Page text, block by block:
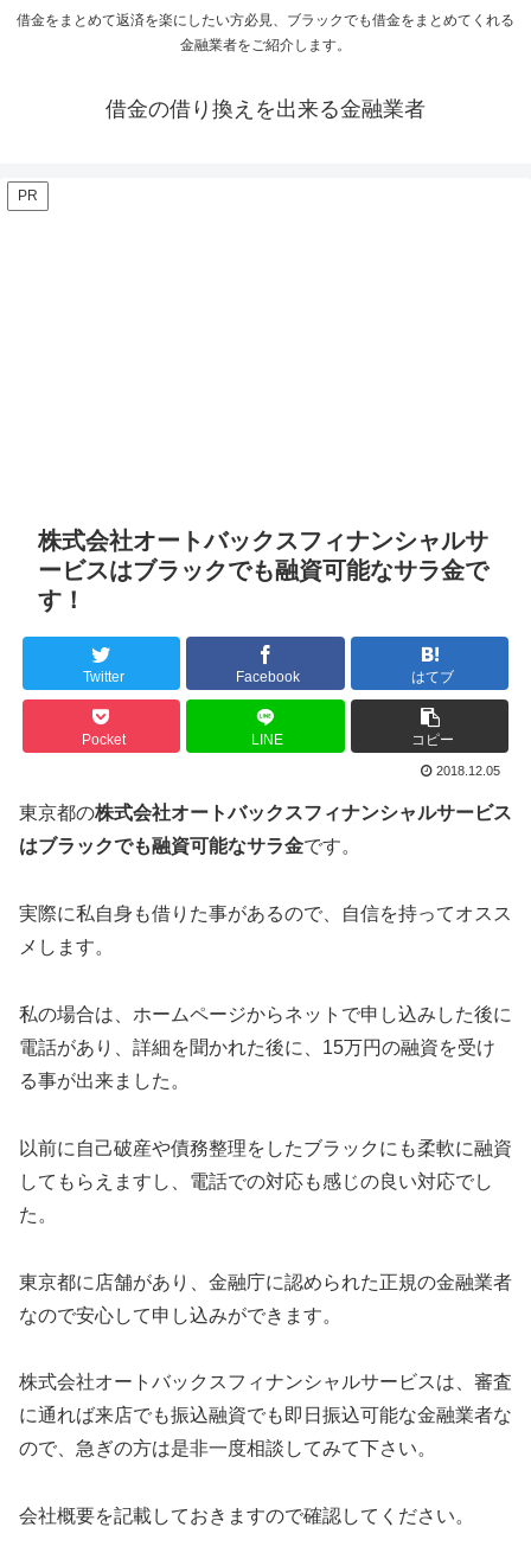
借金をまとめて返済を楽にしたい方必見、ブラックでも借金をまとめてくれる
金融業者をご紹介します。
借金の借り換えを出来る金融業者
PR
株式会社オートバックスフィナンシャルサ
ービスはブラックでも融資可能なサラ金で
す！
Twitter Facebook はてブ
Pocket LINE コピー
2018.12.05
東京都の株式会社オートバックスフィナンシャルサービス
はブラックでも融資可能なサラ金です。
実際に私自身も借りた事があるので、自信を持ってオスス
メします。
私の場合は、ホームページからネットで申し込みした後に
電話があり、詳細を聞かれた後に、15万円の融資を受け
る事が出来ました。
以前に自己破産や債務整理をしたブラックにも柔軟に融資
してもらえますし、電話での対応も感じの良い対応でし
た。
東京都に店舗があり、金融庁に認められた正規の金融業者
なので安心して申し込みができます。
株式会社オートバックスフィナンシャルサービスは、審査
に通れば来店でも振込融資でも即日振込可能な金融業者な
ので、急ぎの方は是非一度相談してみて下さい。
会社概要を記載しておきますので確認してください。